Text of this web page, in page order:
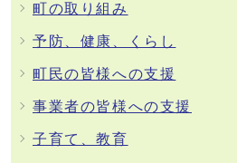
町の取り組み
予防、健康、くらし
町民の皆様への支援
事業者の皆様への支援
子育て、教育